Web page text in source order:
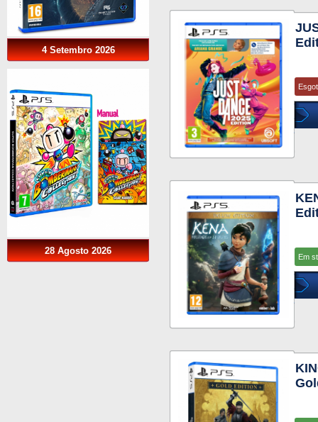
4 Setembro 2026
28 Agosto 2026
Em